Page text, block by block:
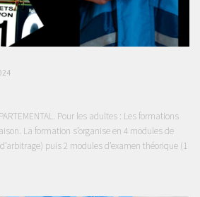
Pour les adultes : Les formations
La formation s’organise en 4 modules de
puis 2 modules d’examen théorique (1